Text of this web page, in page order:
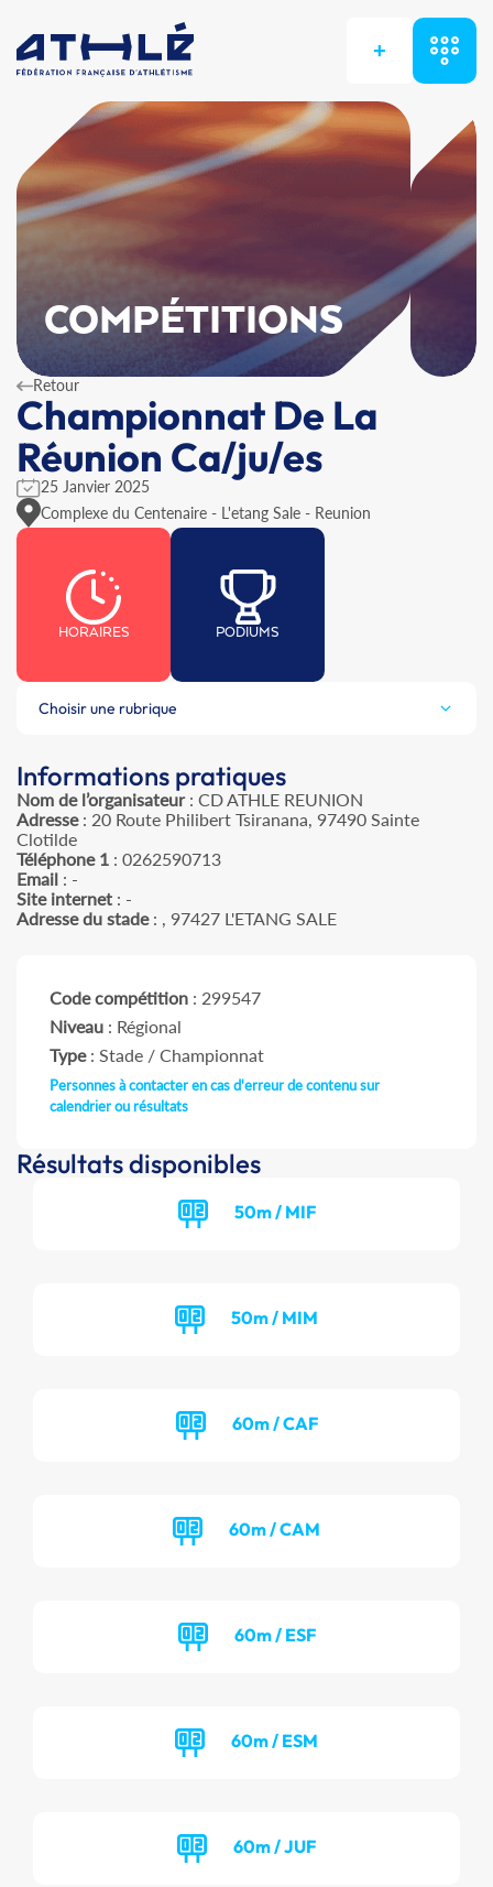
+
COMPÉTITIONS
Retour
Championnat De La
Réunion Ca/ju/es
25 Janvier 2025
Complexe du Centenaire - L'etang Sale - Reunion
HORAIRES PODIUMS
Choisir une rubrique
Informations pratiques
Nom de l’organisateur: CD ATHLE REUNION
Adresse: 20 Route Philibert Tsiranana, 97490 Sainte
Clotilde
Téléphone 1 : 0262590713
Email : -
Site internet : -
Adresse du stade: , 97427 L'ETANG SALE
Code compétition : 299547
Niveau : Régional
Type: Stade / Championnat
Personnes à contacter en cas d'erreur de contenu sur
calendrier ou résultats
Résultats disponibles
50m / MIF
50m / MIM
60m / CAF
60m / CAM
60m / ESF
60m / ESM
60m / JUF